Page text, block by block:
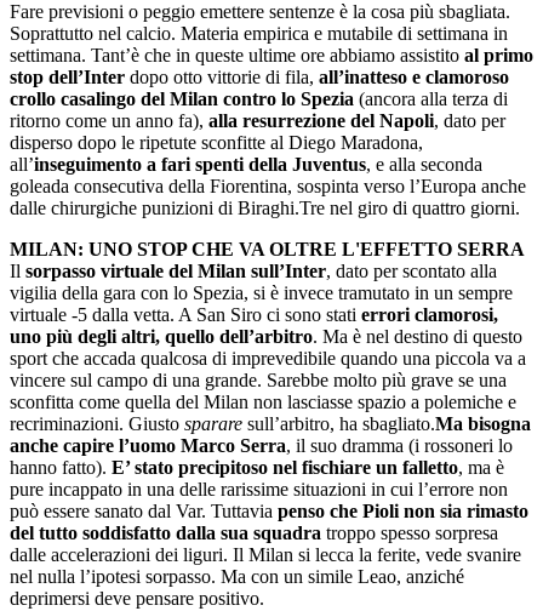
Fare previsioni o peggio emettere sentenze è la cosa più sbagliata.
Soprattutto nel calcio. Materia empirica e mutabile di settimana in
settimana. Tant’è che in queste ultime ore abbiamo assistito al primo
stop dell’Inter dopo otto vittorie di fila, all’inatteso e clamoroso
crollo casalingo del Milan contro lo Spezia (ancora alla terza di
ritorno come un anno fa), alla resurrezione del Napoli, dato per
disperso dopo le ripetute sconfitte al Diego Maradona,
all’inseguimento a fari spenti della Juventus, e alla seconda
goleada consecutiva della Fiorentina, sospinta verso l’Europa anche
dalle chirurgiche punizioni di Biraghi.Tre nel giro di quattro giorni.
MILAN: UNO STOP CHE VA OLTRE L'EFFETTO SERRA
Il sorpasso virtuale del Milan sull’Inter, dato per scontato alla
vigilia della gara con lo Spezia, si è invece tramutato in un sempre
virtuale -5 dalla vetta. A San Siro ci sono stati errori clamorosi,
uno più degli altri, quello dell’arbitro. Ma è nel destino di questo
sport che accada qualcosa di imprevedibile quando una piccola va a
vincere sul campo di una grande. Sarebbe molto più grave se una
sconfitta come quella del Milan non lasciasse spazio a polemiche e
recriminazioni. Giusto sparare sull’arbitro, ha sbagliato.Ma bisogna
anche capire l’uomo Marco Serra, il suo dramma (i rossoneri lo
hanno fatto). E’ stato precipitoso nel fischiare un falletto, ma è
pure incappato in una delle rarissime situazioni in cui l’errore non
può essere sanato dal Var. Tuttavia penso che Pioli non sia rimasto
del tutto soddisfatto dalla sua squadra troppo spesso sorpresa
dalle accelerazioni dei liguri. Il Milan si lecca la ferite, vede svanire
nel nulla l’ipotesi sorpasso. Ma con un simile Leao, anziché
deprimersi deve pensare positivo.